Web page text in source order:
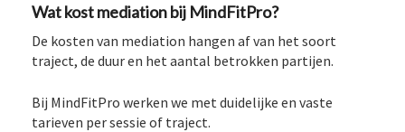
Wat kost mediation bij MindFitPro?
De kosten van mediation hangen af van het soort
traject, de duur en het aantal betrokken partijen.
Bij MindFitPro werken we met duidelijke en vaste
tarieven per sessie of traject.